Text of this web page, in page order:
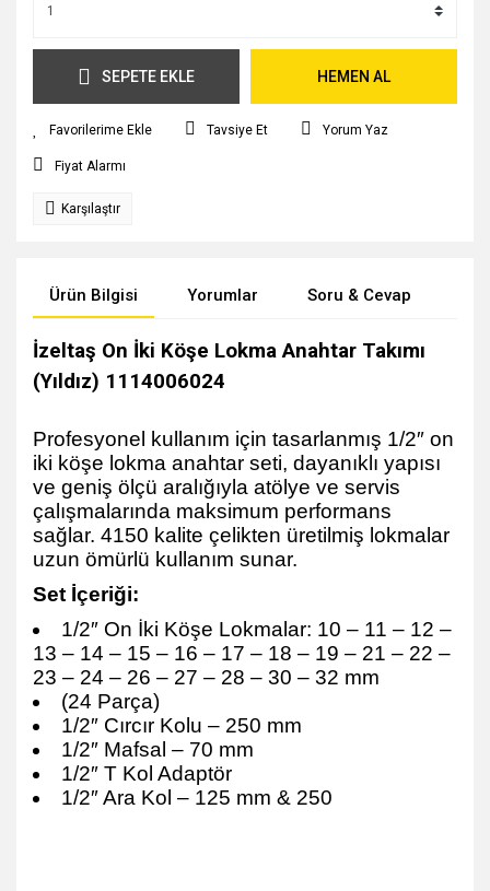
SEPETE EKLE HEMEN AL
Tavsiye Et Yorum Yaz
Fiyat Alarmı
Karşılaştır
Ürün Bilgisi Yorumlar Soru & Cevap
İzeltaş On İki Köşe Lokma Anahtar Takımı
(Yıldız) 1114006024
Profesyonel kullanım için tasarlanmış 1/2″ on
iki köşe lokma anahtar seti, dayanıklı yapısı
ve geniş ölçü aralığıyla atölye ve servis
çalışmalarında maksimum performans
sağlar. 4150 kalite çelikten üretilmiş lokmalar
uzun ömürlü kullanım sunar.
Set İçeriği:
1/2″ On İki Köşe Lokmalar: 10 – 11 – 12 –
13 – 14 – 15 – 16 – 17 – 18 – 19 – 21 – 22 –
23 – 24 – 26 – 27 – 28 – 30 – 32 mm
(24 Parça)
1/2″ Cırcır Kolu – 250 mm
1/2″ Mafsal – 70 mm
1/2″ T Kol Adaptör
1/2″ Ara Kol – 125 mm & 250